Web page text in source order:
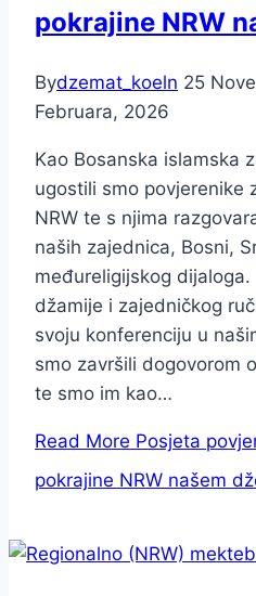
pokrajine NRW
Bydzemat_koeln 25
Februara, 2026
Kao Bosanska islamska
ugostili smo povjerenike
NRW te s njima
naših zajednica, Bosni,
međureligijskog
džamije i zajedničkog
svoju konferenciju u
smo završili dogovorom
te smo im kao…
Read More Posjeta
pokrajine NRW našem